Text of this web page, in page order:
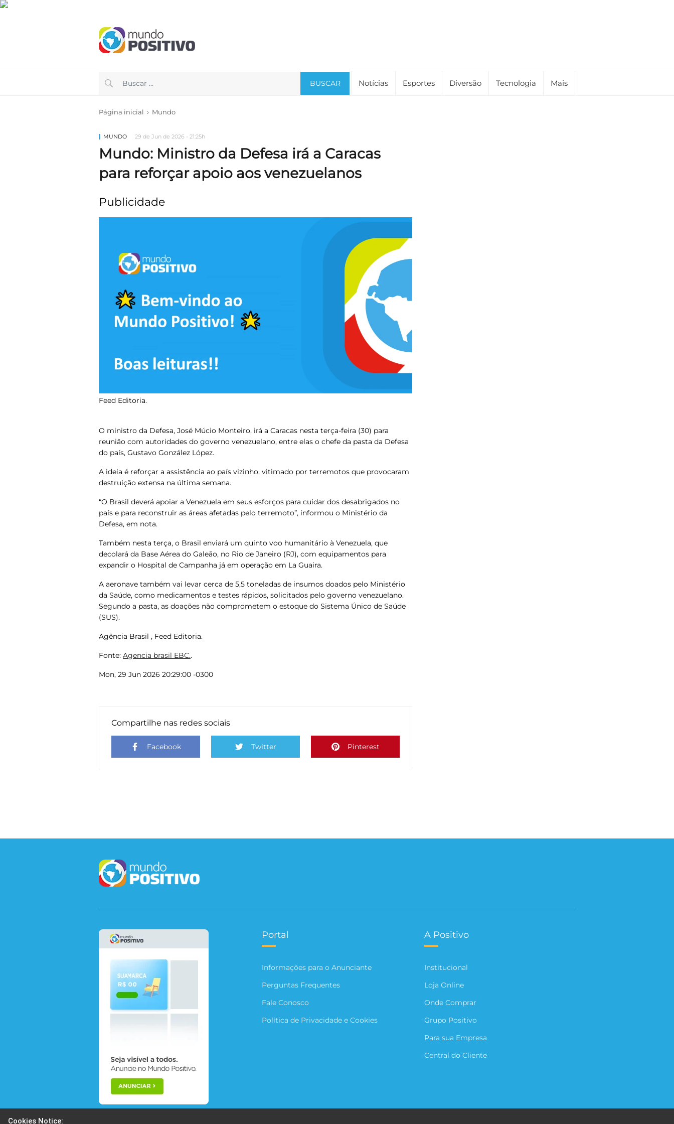
BUSCAR Notícias Esportes Diversão Tecnologia Mais
Página inicial › Mundo
MUNDO 29 de Jun de 2026 - 21:25h
Mundo: Ministro da Defesa irá a Caracas
para reforçar apoio aos venezuelanos
Publicidade
Feed Editoria.
O ministro da Defesa, José Múcio Monteiro, irá a Caracas nesta terça-feira (30) para
reunião com autoridades do governo venezuelano, entre elas o chefe da pasta da Defesa
do país, Gustavo González López.
A ideia é reforçar a assistência ao país vizinho, vitimado por terremotos que provocaram
destruição extensa na última semana.
“O Brasil deverá apoiar a Venezuela em seus esforços para cuidar dos desabrigados no
país e para reconstruir as áreas afetadas pelo terremoto”, informou o Ministério da
Defesa, em nota.
Também nesta terça, o Brasil enviará um quinto voo humanitário à Venezuela, que
decolará da Base Aérea do Galeão, no Rio de Janeiro (RJ), com equipamentos para
expandir o Hospital de Campanha já em operação em La Guaira.
A aeronave também vai levar cerca de 5,5 toneladas de insumos doados pelo Ministério
da Saúde, como medicamentos e testes rápidos, solicitados pelo governo venezuelano.
Segundo a pasta, as doações não comprometem o estoque do Sistema Único de Saúde
(SUS).
Agência Brasil , Feed Editoria.
Fonte: Agencia brasil EBC..
Mon, 29 Jun 2026 20:29:00 -0300
Compartilhe nas redes sociais
Facebook Twitter Pinterest
Portal
Informações para o Anunciante
Perguntas Frequentes
Fale Conosco
Política de Privacidade e Cookies
A Positivo
Institucional
Loja Online
Onde Comprar
Grupo Positivo
Para sua Empresa
Central do Cliente
Cookies Notice: